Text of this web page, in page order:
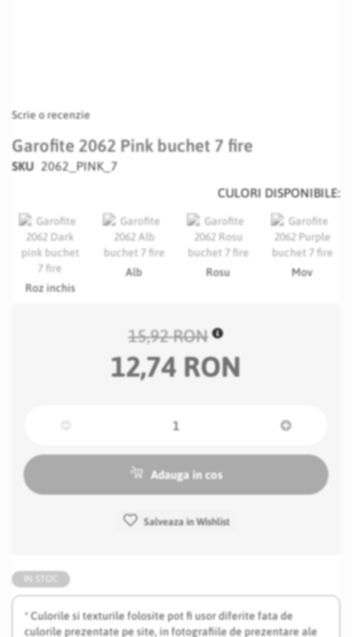
Scrie o recenzie
Garofite 2062 Pink buchet 7 fire
SKU 2062_PINK_7
* Culorile si texturile folosite pot fi usor diferite fata de
culorile prezentate pe site, in fotografiile de prezentare ale
CULORI DISPONIBILE:
Roz inchis
Alb Rosu Mov
15,92 RON
12,74 RON
Adauga in cos
Salveaza in Wishlist